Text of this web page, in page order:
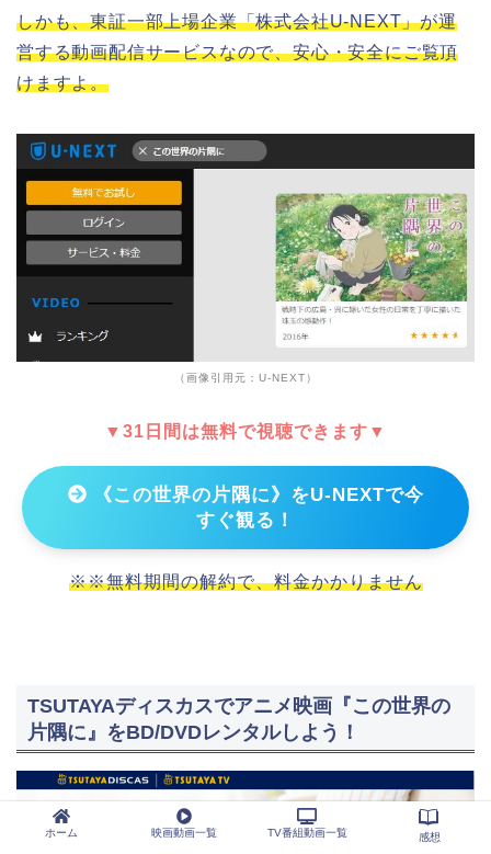
しかも、東証一部上場企業「株式会社U-NEXT」が運
営する動画配信サービスなので、安心・安全にご覧頂
けますよ。
（画像引用元：U-NEXT）
▼31日間は無料で視聴できます▼
《この世界の片隅に》をU-NEXTで今
すぐ観る！
※※無料期間の解約で、料金かかりません
TSUTAYAディスカスでアニメ映画『この世界の
片隅に』をBD/DVDレンタルしよう！
ホーム 映画動画一覧 TV番組動画一覧 感想